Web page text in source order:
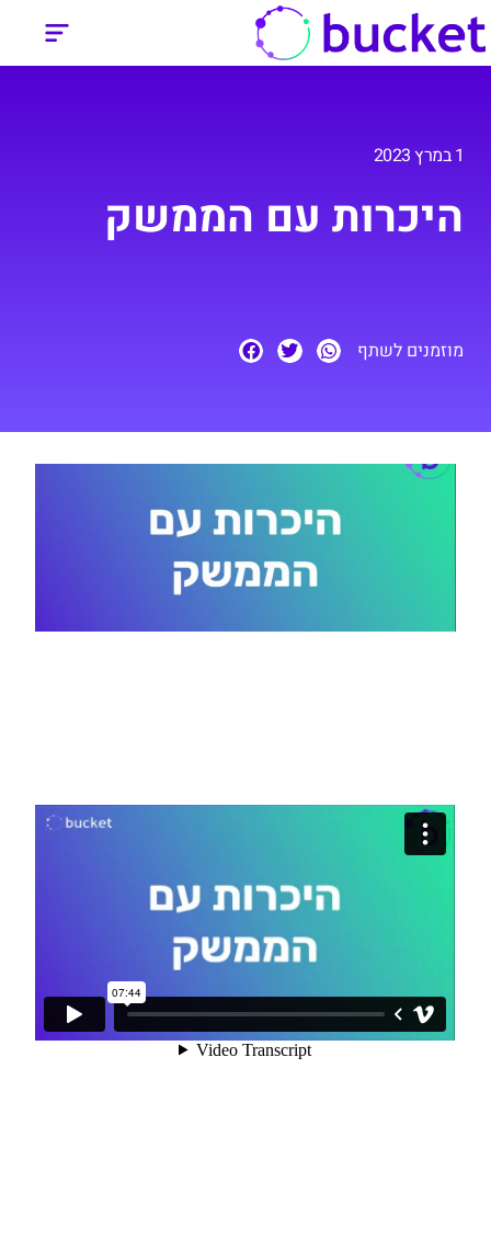
1 במרץ 2023
היכרות עם הממשק
מוזמנים לשתף